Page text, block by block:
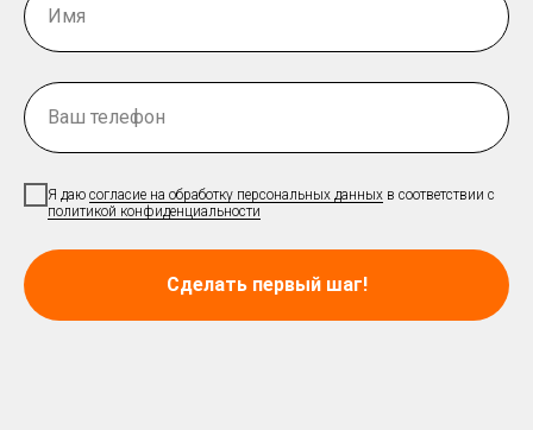
Имя
Ваш телефон
Я даю согласие на обработку персональных данных в соответствии с
политикой конфиденциальности
Сделать первый шаг!